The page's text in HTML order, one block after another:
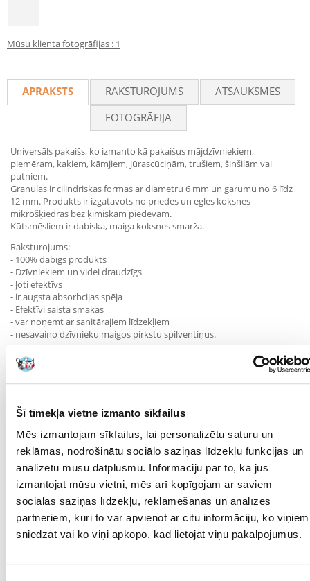
Šī tīmekļa vietne izmanto sīkfailus
Mēs izmantojam sīkfailus, lai personalizētu saturu un
reklāmas, nodrošinātu sociālo saziņas līdzekļu funkcijas un
analizētu mūsu datplūsmu. Informāciju par to, kā jūs
izmantojat mūsu vietni, mēs arī kopīgojam ar saviem
sociālās saziņas līdzekļu, reklamēšanas un analīzes
partneriem, kuri to var apvienot ar citu informāciju, ko viņiem
sniedzat vai ko viņi apkopo, kad lietojat viņu pakalpojumus.
Mūsu klienta fotogrāfijas : 1
APRAKSTS RAKSTUROJUMS
ATSAUKSMES
FOTOGRĀFIJA
Universāls pakaišs, ko izmanto kā pakaišus mājdzīvniekiem,
piemēram, kaķiem, kāmjiem, jūrascūciņām, trušiem, šinšilām vai
putniem.
Granulas ir cilindriskas formas ar diametru 6 mm un garumu no 6 līdz
12 mm. Produkts ir izgatavots no priedes un egles koksnes
mikrošķiedras bez ķīmiskām piedevām.
Kūtsmēsliem ir dabiska, maiga koksnes smarža.
Raksturojums:
- 100% dabīgs produkts
- Dzīvniekiem un videi draudzīgs
- ļoti efektīvs
- ir augsta absorbcijas spēja
- Efektīvi saista smakas
- var noņemt ar sanitārajiem līdzekļiem
- nesavaino dzīvnieku maigos pirkstu spilventiņus.
Ieteicamā lietošanas metode:
Piepildiet tīro pakaišu kastīti ar aptuveni 5 cm pakaišu un vienmērīgi
Lai nodrošinātu tīrību, ieteicams pēc aptuveni viena mēneša
pēc tam piepildīt to ar jauniem pakaišiem.
Parametri
IESPĒJA NOLAIST
TUALETI:
Jā
SUGA: Koka